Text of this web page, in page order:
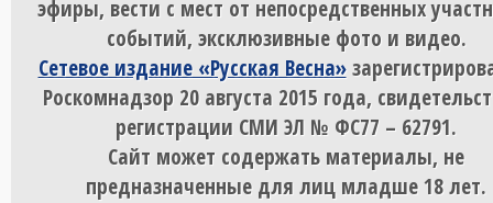
эфиры, вести с мест от непосредственных
событий, эксклюзивные фото и видео.
Сетевое издание «Русская Весна»
Роскомнадзор 20 августа 2015 года,
регистрации СМИ ЭЛ № ФС77 – 62791.
Сайт может содержать материалы, не
предназначенные для лиц младше 18 лет.